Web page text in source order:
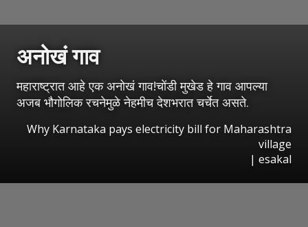
अनोखं गाव
महाराष्ट्रात आहे एक अनोखं गाव!चोंडी मुखेड हे गाव आपल्या
अजब भौगोलिक रचनेमुळे नेहमीच देशभरात चर्चेत असते.
Why Karnataka pays electricity bill for Maharashtra
village
| esakal